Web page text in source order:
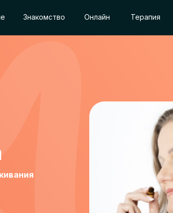
Знакомство Терапия
Онлайн